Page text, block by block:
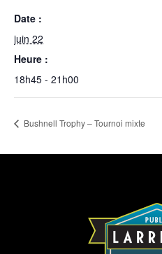
Date :
juin 22
Heure :
18h45 - 21h00
Bushnell Trophy – Tournoi mixte